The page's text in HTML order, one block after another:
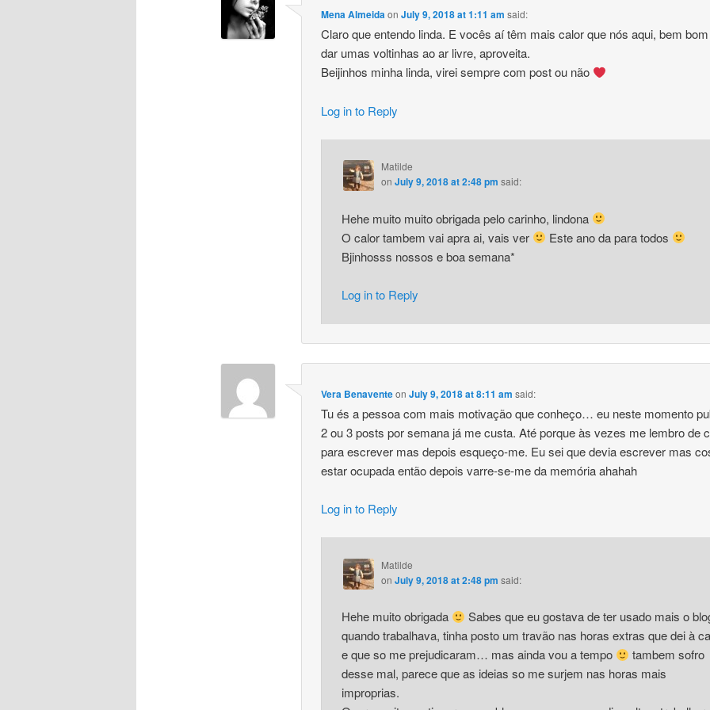
Mena AlmeidaonJuly 9, 2018 at 1:11 am said:
Claro que entendo linda. E vocês aí têm mais calor que nós aqui, bem
dar umas voltinhas ao ar livre, aproveita.
Beijinhos minha linda, virei sempre com post ou não
Log in to Reply
Matilde
on July 9, 2018 at 2:48 pm said:
Hehe muito muito obrigada pelo carinho, lindona
O calor tambem vai apra ai, vais ver
Este ano da para todos
Bjinhosss nossos e boa semana*
Log in to Reply
Vera BenaventeonJuly 9, 2018 at 8:11 am said:
Tu és a pessoa com mais motivação que conheço… eu neste momento
2 ou 3 posts por semana já me custa. Até porque às vezes me lembro de
para escrever mas depois esqueço-me. Eu sei que devia escrever mas
estar ocupada então depois varre-se-me da memória ahahah
Log in to Reply
Matilde
on July 9, 2018 at 2:48 pm said:
Hehe muito obrigada
Sabes que eu gostava de ter usado mais o
quando trabalhava, tinha posto um travão nas horas extras que dei à
e que so me prejudicaram… mas ainda vou a tempo
tambem sofro
desse mal, parece que as ideias so me surjem nas horas mais
improprias.